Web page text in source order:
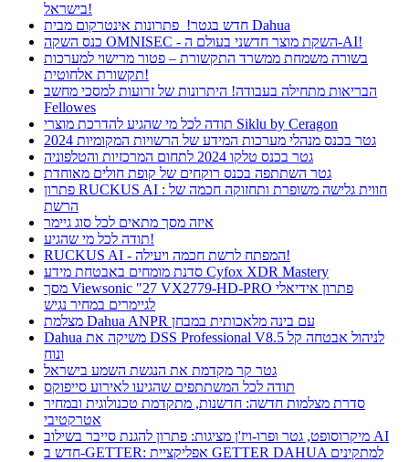
בישראל!
חדש בגטר! פתרונות אינטרקום מבית Dahua
כנס השקה OMNISEC - השקת מוצר חדשני בעולם ה-AI!
בשורה משמחת ממשרד התקשורת – פטור מרישוי למערכות
תקשורת אלחוטית!
הבריאות מתחילה בעבודה! היתרונות של זרועות למסכי מחשב
Fellowes
תודה לכל מי שהגיע להדרכת מוצרי Siklu by Ceragon
גטר בכנס מנהלי מערכות המידע של הרשויות המקומיות 2024
גטר בכנס טלקו 2024 לתחום המרכזיות והטלפוניה
גטר השתתפה בכנס רוקחים של קופת חולים מאוחדת
פתרון RUCKUS AI : חווית גלישה משופרת ותחזוקה חכמה של
הרשת
איזה מסך מתאים לכל סוג גיימר
תודה לכל מי שהגיע!
RUCKUS AI - המפתח לרשת חכמה ויעילה!
סדנת מומחים באבטחת מידע Cyfox XDR Mastery
מסך Viewsonic "27 VX2779-HD-PRO פתרון אידיאלי
לגיימרים במחיר נגיש
מצלמת Dahua ANPR עם בינה מלאכותית במבחן
Dahua משיקה את DSS Professional V8.5 לניהול אבטחה קל
ונוח
גטר קר מקדמת את הנגשת השמע בישראל
תודה לכל המשתתפים שהגיעו לאירוע סייפוקס
סדרת מצלמות חדשה: חדשנות, מתקדמת טכנולוגית ובמחיר
אטרקטיבי
מיקרוסופט, גטר ופרו-ויז'ן מציגות: פתרון להגנת סייבר בשילוב AI
חדש ב-GETTER: אפליקציית GETTER DAHUA למתקינים